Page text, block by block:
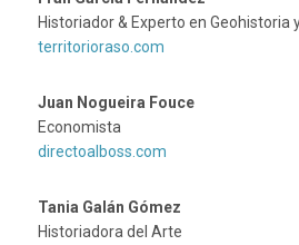
Historiador & Experto en Geohistoria
territorioraso.com
Juan Nogueira Fouce
Economista
directoalboss.com
Tania Galán Gómez
Historiadora del Arte